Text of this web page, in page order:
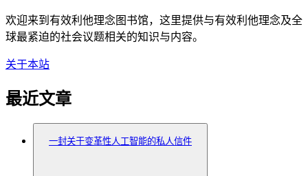
欢迎来到有效利他理念图书馆，这里提供与有效利他理念及全
球最紧迫的社会议题相关的知识与内容。
关于本站
最近文章
一封关于变革性人工智能的私人信件